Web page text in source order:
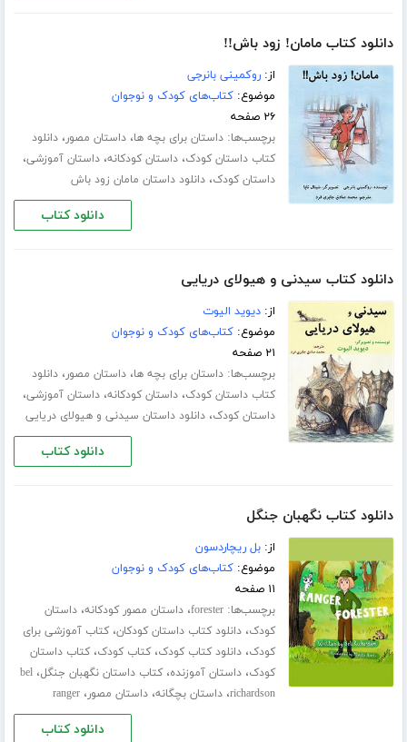
دانلود کتاب مامان! زود باش!!
از:روکمینی بانرجی
موضوع:کتاب‌های کودک و نوجوان
۲۶ صفحه
برچسب‌ها:داستان برای بچه ها،داستان مصور،دانلود
کتاب داستان کودک،داستان کودکانه،داستان آموزشی،
داستان کودک،دانلود داستان مامان زود باش
دانلود کتاب
دانلود کتاب سیدنی و هیولای دریایی
از:دیوید الیوت
موضوع:کتاب‌های کودک و نوجوان
۲۱ صفحه
برچسب‌ها:داستان برای بچه ها،داستان مصور،دانلود
کتاب داستان کودک،داستان کودکانه،داستان آموزشی،
داستان کودک،دانلود داستان سیدنی و هیولای دریایی
دانلود کتاب
دانلود کتاب نگهبان جنگل
از:بل ریچاردسون
موضوع:کتاب‌های کودک و نوجوان
۱۱ صفحه
برچسب‌ها:forester،داستان مصور کودکانه،داستان
کودک،دانلود کتاب داستان کودکان،کتاب آموزشی برای
کودک،دانلود کتاب کودک،کتاب کودک،کتاب داستان
کودک،داستان آموزنده،کتاب داستان نگهبان جنگل،bel
richardson،داستان بچگانه،داستان مصور،ranger
دانلود کتاب